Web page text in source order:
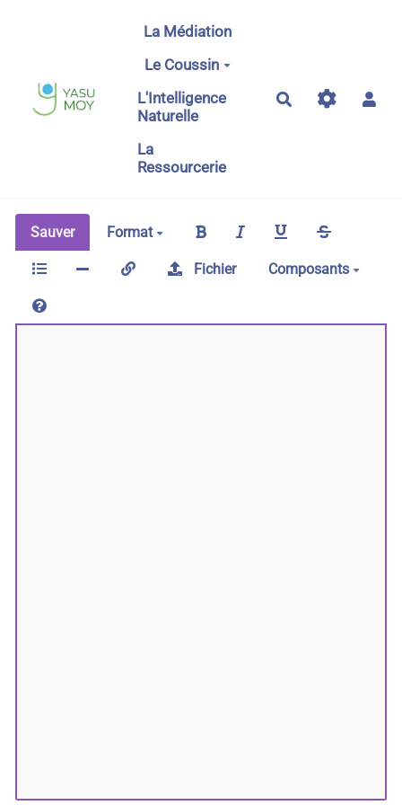
Aller au contenu principal
La Médiation
Le Coussin
L'Intelligence
Naturelle
La
Ressourcerie
Rechercher
Sauver Format
Fichier Composants